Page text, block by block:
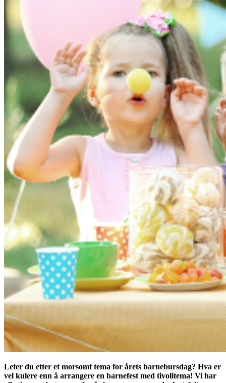
Leter du etter et morsomt tema for årets barnebursdag? Hva er
vel kulere enn å arrangere en barnefest med tivolitema! Vi har